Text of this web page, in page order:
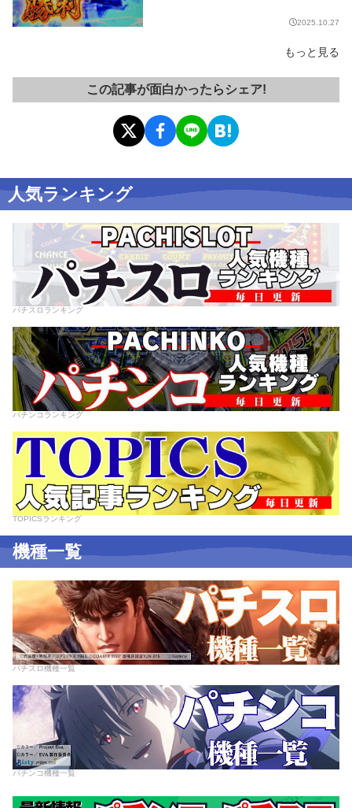
2025.10.27
もっと見る
この記事が面白かったらシェア!
人気ランキング
パチスロランキング
パチンコランキング
TOPICSランキング
機種一覧
パチスロ機種一覧
パチンコ機種一覧